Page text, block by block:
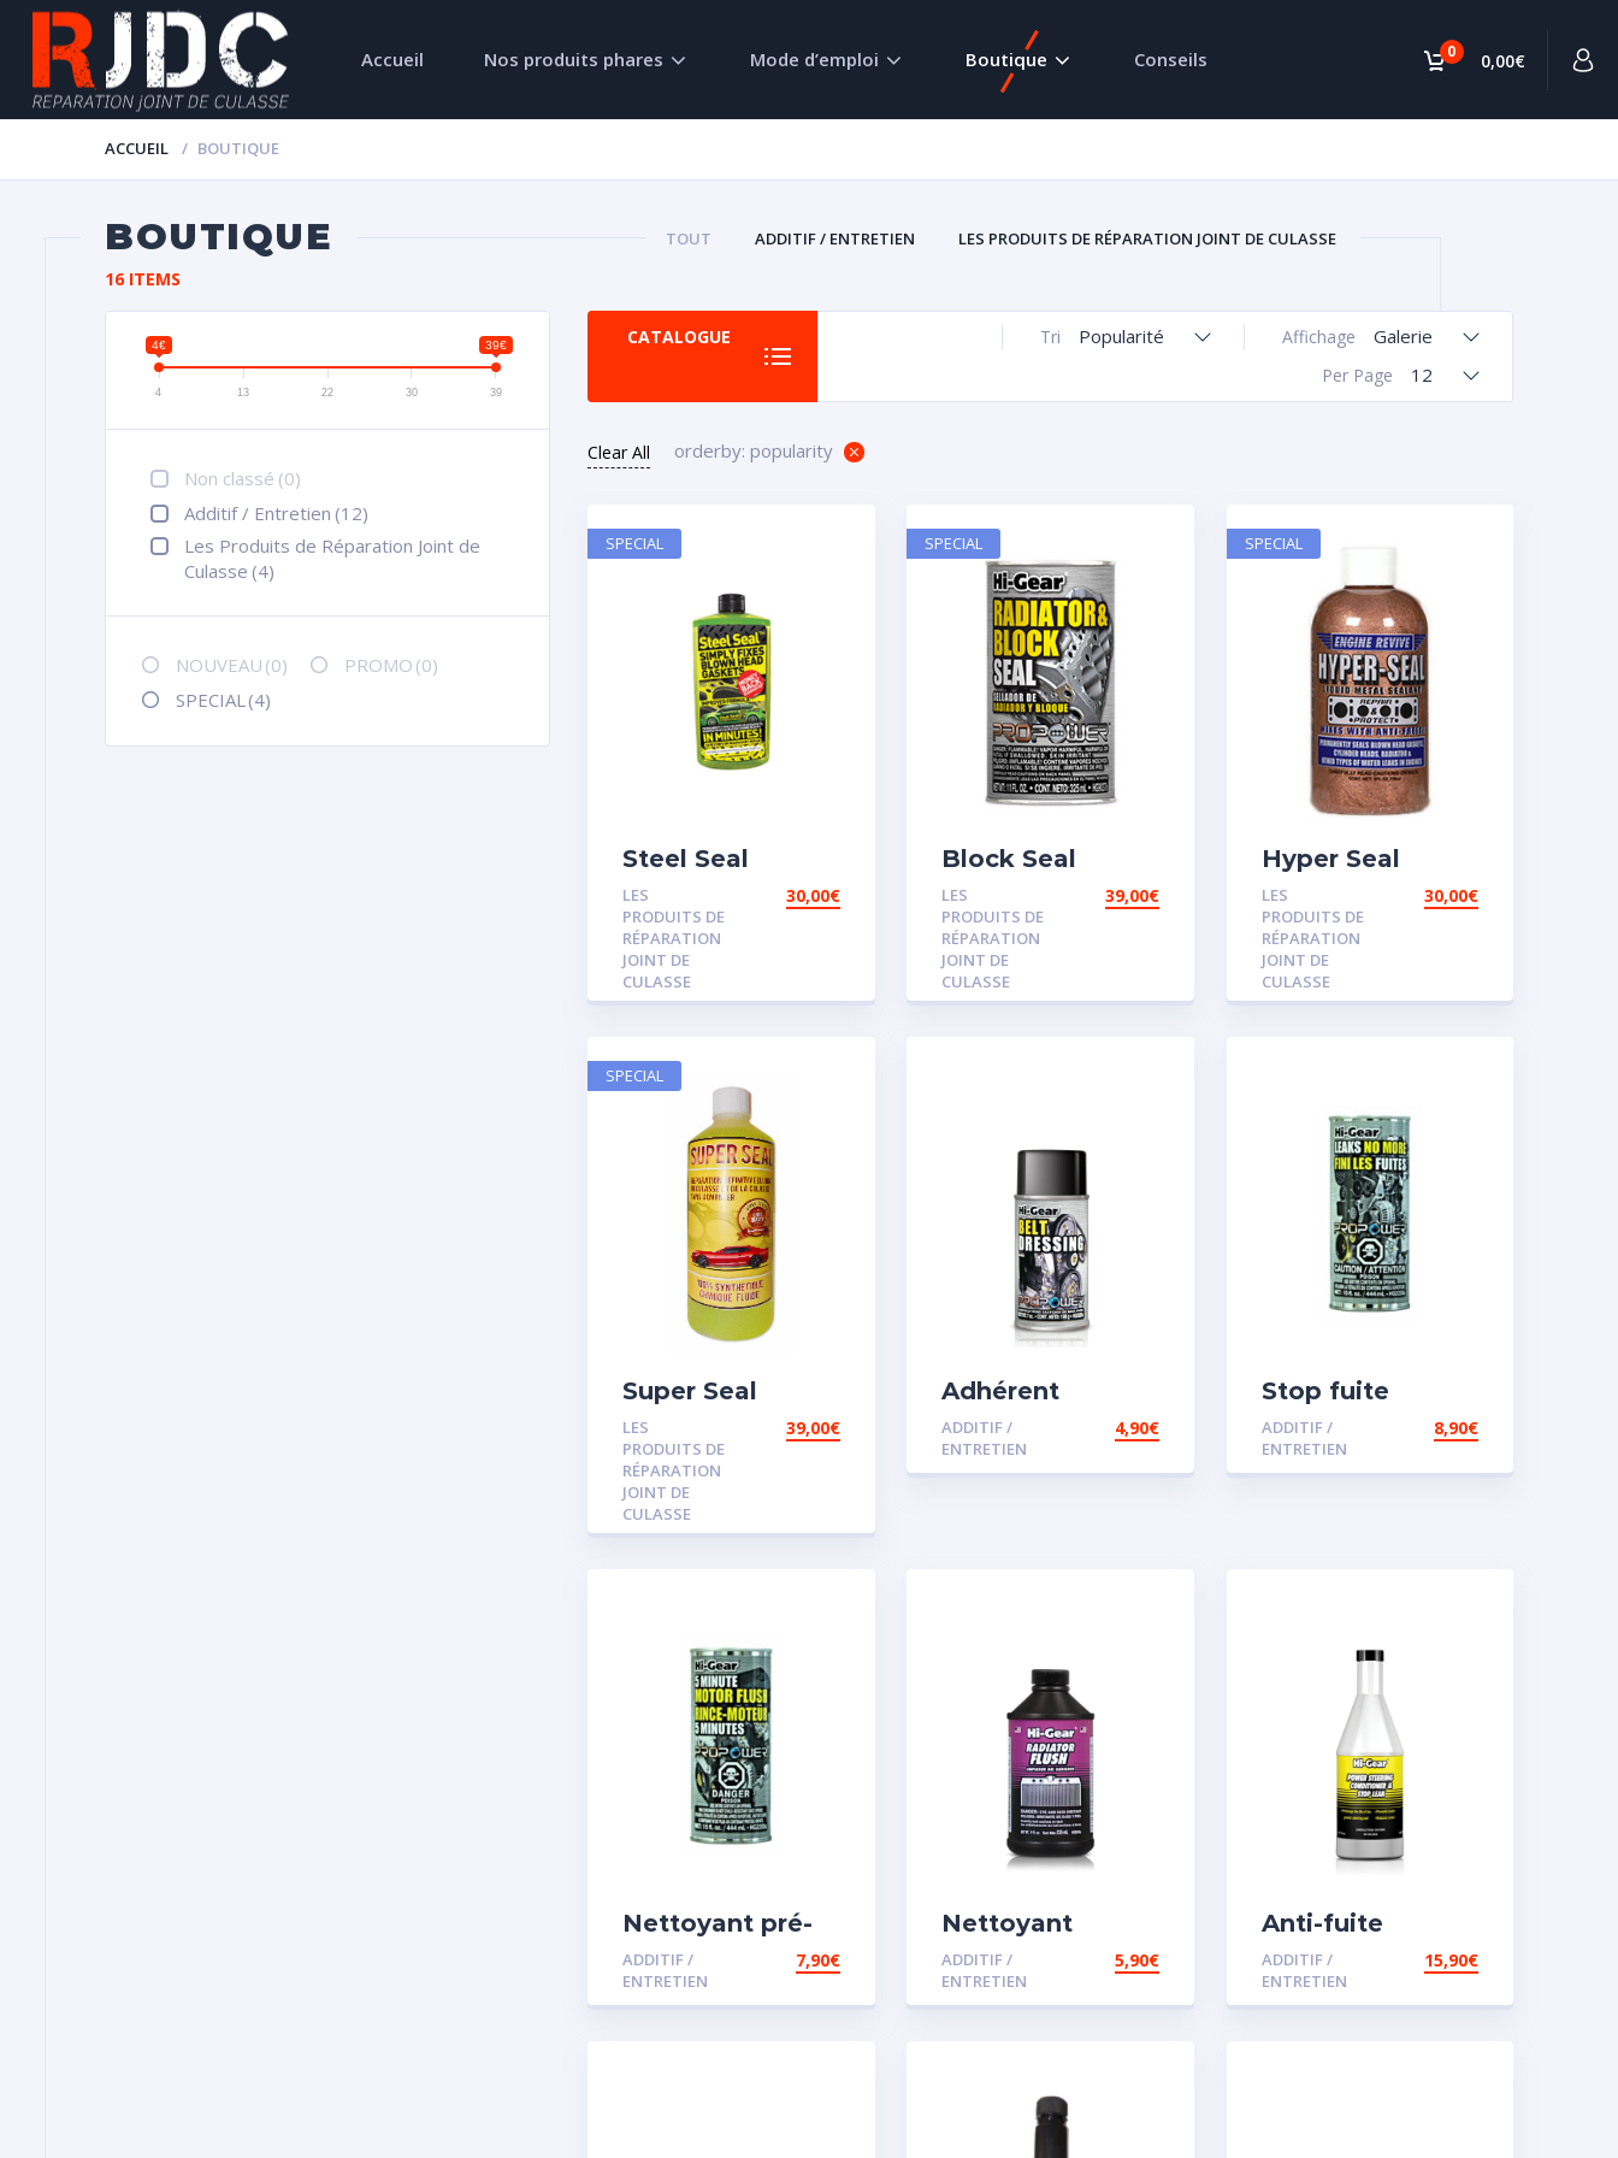
0 0,00€
Accueil Nos produits phares Mode d’emploi Boutique Conseils
ACCUEIL BOUTIQUE
BOUTIQUE TOUT ADDITIF / ENTRETIEN LES PRODUITS DE RÉPARATION JOINT DE CULASSE
16 ITEMS
4€ 39€
4 13 22 30 39
Non classé (0)
Additif / Entretien (12)
Les Produits de Réparation Joint de
Culasse (4)
NOUVEAU (0) PROMO (0)
SPECIAL (4)
CATALOGUE Affichage Galerie
Tri Popularité
Per Page 12
Clear All orderby: popularity
Steel Seal
LES
PRODUITS DE
RÉPARATION
JOINT DE
CULASSE
30,00€
SPECIAL
Block Seal
LES
PRODUITS DE
RÉPARATION
JOINT DE
CULASSE
39,00€
SPECIAL
Hyper Seal
LES
PRODUITS DE
RÉPARATION
JOINT DE
CULASSE
30,00€
SPECIAL
Super Seal
LES
PRODUITS DE
RÉPARATION
JOINT DE
CULASSE
39,00€
SPECIAL
Adhérent
courroie
ADDITIF /
ENTRETIEN
4,90€
Stop fuite
moteur
ADDITIF /
ENTRETIEN
8,90€
Nettoyant pré-
vidange
ADDITIF /
ENTRETIEN
7,90€
Nettoyant
radiateur
ADDITIF /
ENTRETIEN
5,90€
Anti-fuite
concentré pour
direction
assistée
ADDITIF /
ENTRETIEN
15,90€